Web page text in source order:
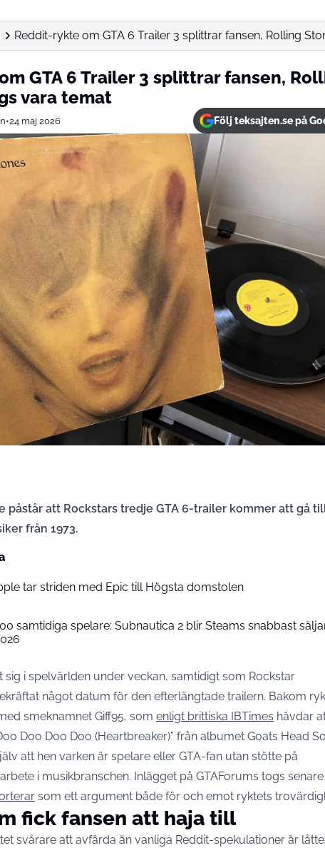
Reddit-rykte om GTA 6 Trailer 3 splittrar fansen, Rolling
GTA 6 Trailer 3 splittrar fansen,
vara temat
•24 maj 2026 Följ teksajten.se på
påstår att Rockstars tredje GTA 6-trailer kommer att gå
från 1973.
tar striden med Epic till Högsta domstolen
samtidiga spelare: Subnautica 2 blir Steams snabbast
sig i spelvärlden under veckan, samtidigt som Rockstar
något datum för den efterlängtade trailern. Bakom
smeknamnet Giff95, som enligt brittiska IBTimes hävdar
Doo Doo Doo (Heartbreaker)” från albumet Goats Head
att hen varken är spelare eller GTA-fan utan stötte på
i musikbranschen. Inlägget på GTAForums togs
som ett argument både för och emot ryktets
fick fansen att haja till
svårare att avfärda än vanliga Reddit-spekulationer är